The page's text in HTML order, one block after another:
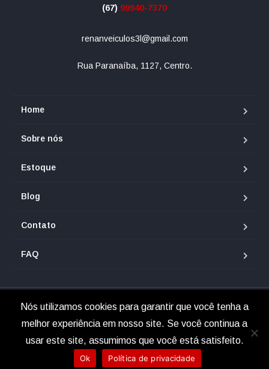
(67) 99940-7370
renanveiculos3l@gmail.com
Rua Paranaíba, 1127, Centro.
Home
Sobre nós
Estoque
Blog
Contato
FAQ
© 2025 Renan Veículos.
Nós utilizamos cookies para garantir que você tenha a
melhor experiência em nosso site. Se você continua a
usar este site, assumimos que você está satisfeito.
Ok Política de privacidade